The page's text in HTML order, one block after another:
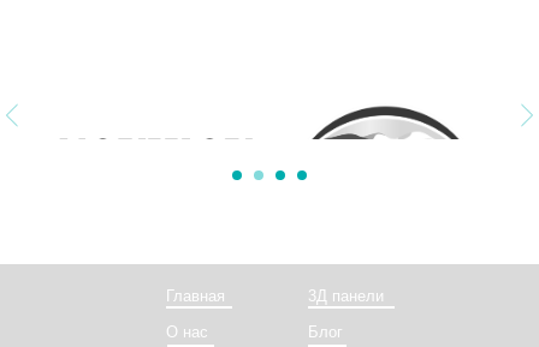
О нас
3Д панели
Блог
Главная